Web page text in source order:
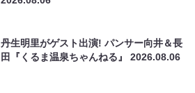
丹生明里がゲスト出演! パンサー向井＆長
田『くるま温泉ちゃんねる』2026.08.06